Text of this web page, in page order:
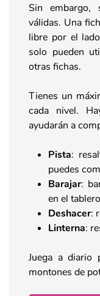
Sin embargo,
válidas. Una
libre por el
solo pueden
otras fichas.
Tienes un
cada nivel.
ayudarán a
Pista:
puedes
Barajar:
en el tablero
Deshacer:
Linterna:
Juega a diario
montones de